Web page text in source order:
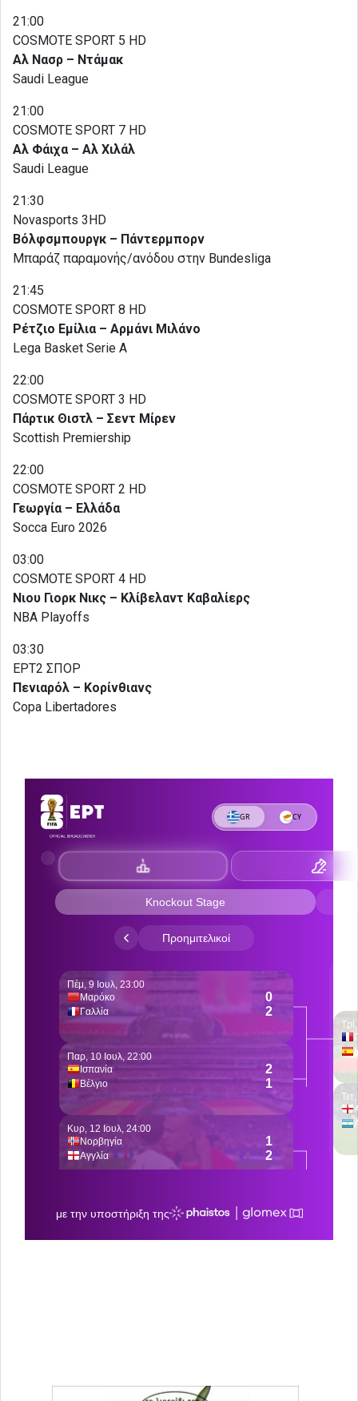
21:00
COSMOTE SPORT 5 HD
Αλ Νασρ – Ντάμακ
Saudi League
21:00
COSMOTE SPORT 7 HD
Αλ Φάιχα – Αλ Χιλάλ
Saudi League
21:30
Novasports 3HD
Βόλφσμπουργκ – Πάντερμπορν
Μπαράζ παραμονής/ανόδου στην Bundesliga
21:45
COSMOTE SPORT 8 HD
Ρέτζιο Εμίλια – Αρμάνι Μιλάνο
Lega Basket Serie A
22:00
COSMOTE SPORT 3 HD
Πάρτικ Θιστλ – Σεντ Μίρεν
Scottish Premiership
22:00
COSMOTE SPORT 2 HD
Γεωργία – Ελλάδα
Socca Euro 2026
03:00
COSMOTE SPORT 4 HD
Νιου Γιορκ Νικς – Κλίβελαντ Καβαλίερς
NBA Playoffs
03:30
ΕΡΤ2 ΣΠΟΡ
Πενιαρόλ – Κορίνθιανς
Copa Libertadores